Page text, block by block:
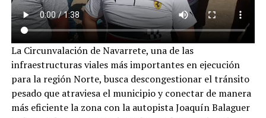
La Circunvalación de Navarrete, una de las
infraestructuras viales más importantes en ejecución
para la región Norte, busca descongestionar el tránsito
pesado que atraviesa el municipio y conectar de manera
más eficiente la zona con la autopista Joaquín Balaguer